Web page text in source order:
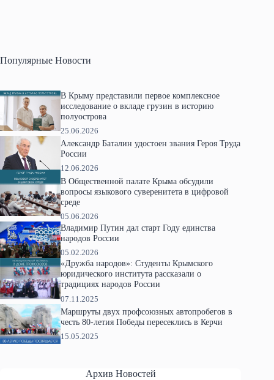
Популярные Новости
В Крыму представили первое комплексное
исследование о вкладе грузин в историю
полуострова
25.06.2026
Александр Баталин удостоен звания Героя Труда
России
12.06.2026
В Общественной палате Крыма обсудили
вопросы языкового суверенитета в цифровой
среде
05.06.2026
Владимир Путин дал старт Году единства
народов России
05.02.2026
«Дружба народов»: Студенты Крымского
юридического института рассказали о
традициях народов России
07.11.2025
Маршруты двух профсоюзных автопробегов в
честь 80-летия Победы пересеклись в Керчи
15.05.2025
Архив Новостей